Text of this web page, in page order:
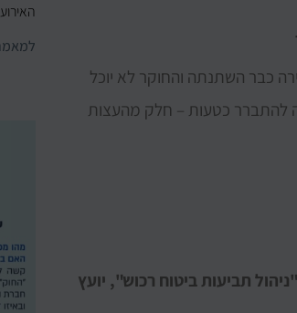
כבר השתנתה והחוקר לא יוכל
להתברר כטעות – חלק מהעצות
תביעות ביטוח רכוש", יועץ